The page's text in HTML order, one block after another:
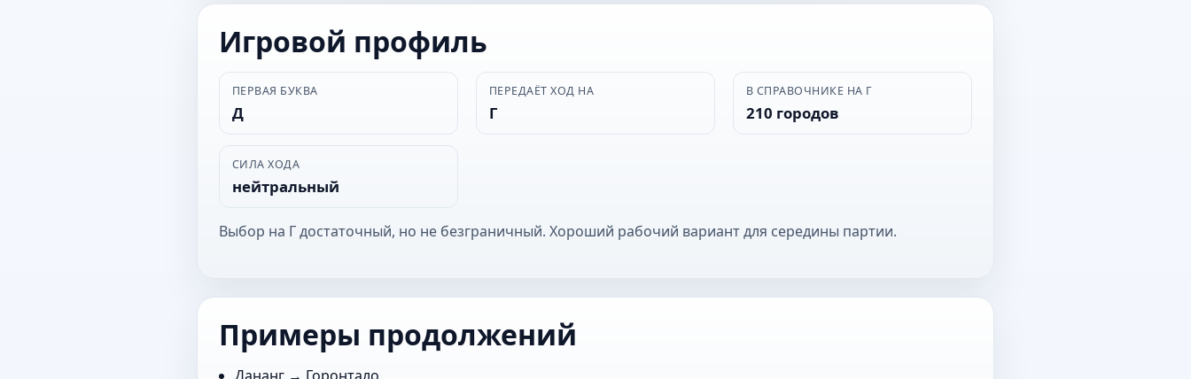
Игровой профиль
ПЕРВАЯ БУКВА
Д
ПЕРЕДАЁТ ХОД НА
Г
В СПРАВОЧНИКЕ НА Г
210 городов
СИЛА ХОДА
нейтральный
Выбор на Г достаточный, но не безграничный. Хороший рабочий вариант для середины партии.
Примеры продолжений